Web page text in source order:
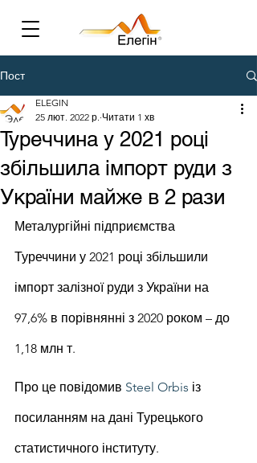
Пост
Туреччина у 2021 році
збільшила імпорт руди з
України майже в 2 рази
ELEGIN
25 лют. 2022 р. Читати 1 хв
Металургійні підприємства
Туреччини у 2021 році збільшили
імпорт залізної руди з України на
97,6% в порівнянні з 2020 роком – до
1,18 млн т.
Про це повідомив Steel Orbis із
посиланням на дані Турецького
статистичного інституту.